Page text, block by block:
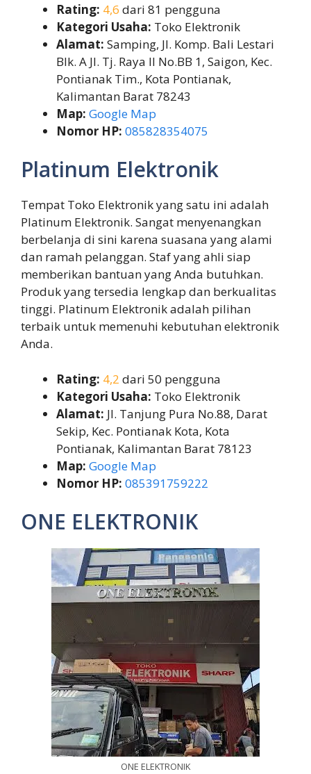
Rating: 4,6 dari 81 pengguna
Kategori Usaha: Toko Elektronik
Alamat: Samping, Jl. Komp. Bali Lestari
Blk. A Jl. Tj. Raya II No.BB 1, Saigon, Kec.
Pontianak Tim., Kota Pontianak,
Kalimantan Barat 78243
Map: Google Map
Nomor HP: 085828354075
Platinum Elektronik
Tempat Toko Elektronik yang satu ini adalah
Platinum Elektronik. Sangat menyenangkan
berbelanja di sini karena suasana yang alami
dan ramah pelanggan. Staf yang ahli siap
memberikan bantuan yang Anda butuhkan.
Produk yang tersedia lengkap dan berkualitas
tinggi. Platinum Elektronik adalah pilihan
terbaik untuk memenuhi kebutuhan elektronik
Anda.
Rating: 4,2 dari 50 pengguna
Kategori Usaha: Toko Elektronik
Alamat: Jl. Tanjung Pura No.88, Darat
Sekip, Kec. Pontianak Kota, Kota
Pontianak, Kalimantan Barat 78123
Map: Google Map
Nomor HP: 085391759222
ONE ELEKTRONIK
ONE ELEKTRONIK